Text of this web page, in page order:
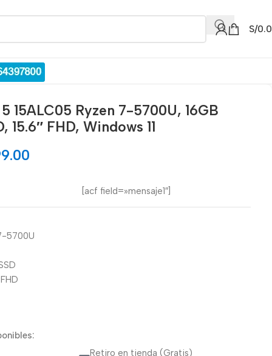
S/
15ALC05 Ryzen 7-5700U, 16GB
15.6″ FHD, Windows 11
[acf field=»mensaje1″]
5700U
Retiro en tienda (Gratis)